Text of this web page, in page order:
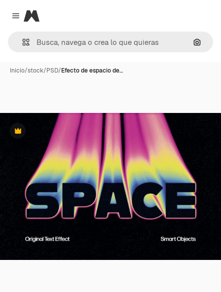
Close menu
Magnific
Inicio/stock/PSD/Efecto de espacio de…
Premium